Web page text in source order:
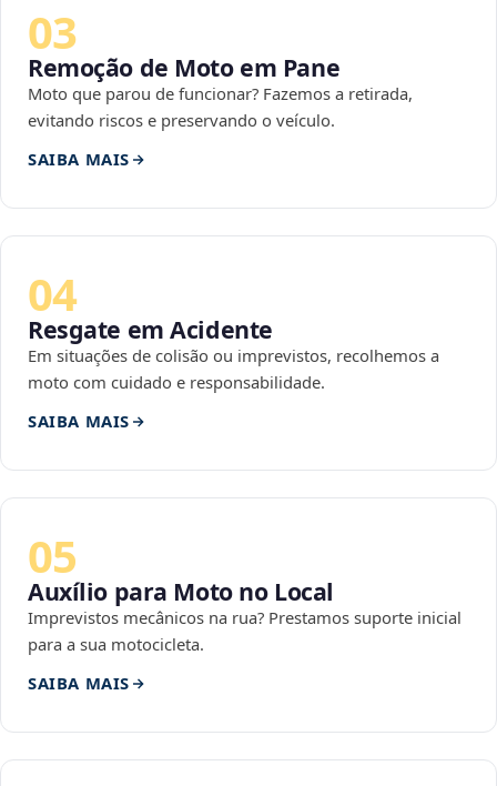
03
Remoção de Moto em Pane
Moto que parou de funcionar? Fazemos a retirada,
evitando riscos e preservando o veículo.
SAIBA MAIS
04
Resgate em Acidente
Em situações de colisão ou imprevistos, recolhemos a
moto com cuidado e responsabilidade.
SAIBA MAIS
05
Auxílio para Moto no Local
Imprevistos mecânicos na rua? Prestamos suporte inicial
para a sua motocicleta.
SAIBA MAIS